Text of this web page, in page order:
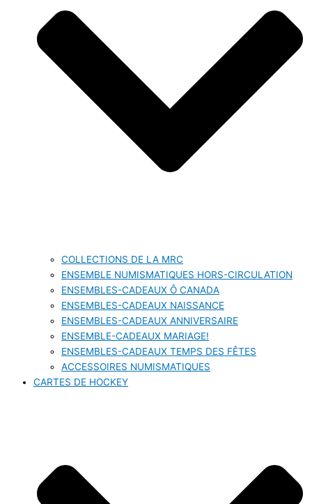
COLLECTIONS DE LA MRC
ENSEMBLE NUMISMATIQUES HORS-CIRCULATION
ENSEMBLES-CADEAUX Ô CANADA
ENSEMBLES-CADEAUX NAISSANCE
ENSEMBLES-CADEAUX ANNIVERSAIRE
ENSEMBLE-CADEAUX MARIAGE!
ENSEMBLES-CADEAUX TEMPS DES FÊTES
ACCESSOIRES NUMISMATIQUES
CARTES DE HOCKEY